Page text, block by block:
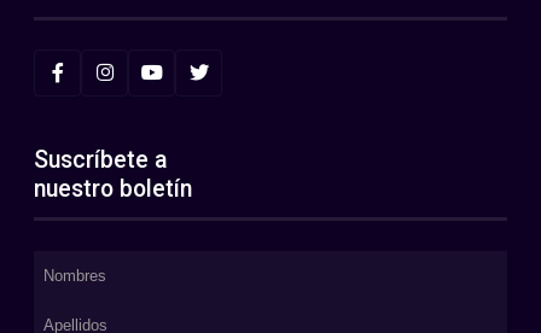
Suscríbete a
nuestro boletín